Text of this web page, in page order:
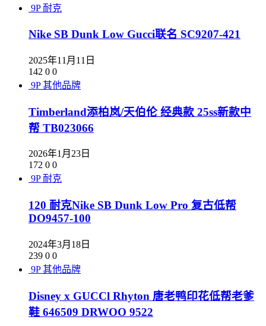
9P 耐克
Nike SB Dunk Low Gucci联名 SC9207-421
2025年11月11日
142 0 0
9P 其他品牌
Timberland添柏岚/天伯伦 经典款 25ss新款中
帮 TB023066
2026年1月23日
172 0 0
9P 耐克
120 耐克Nike SB Dunk Low Pro 复古低帮
DO9457-100
2024年3月18日
239 0 0
9P 其他品牌
Disney x GUCCl Rhyton 唐老鸭印花低帮老爹
鞋 646509 DRWOO 9522